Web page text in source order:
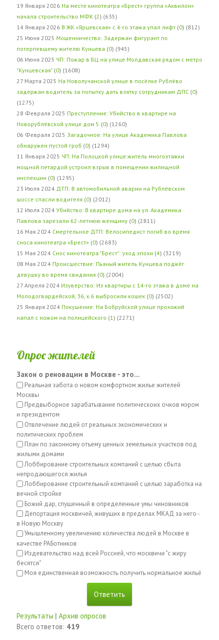
19 Января 2026 На месте кинотеатра «Брест» группа «Аквилон»
начала строительство МФК (2) (635)
14 Января 2026 В ЖК «Ярцевская» с 4-го этажа упал лифт (0) (812)
25 Июня 2025 Мошенничество: Задержан фигурант по
потерпевшему жителю Кунцева (0) (945)
06 Июня 2025 ЧП: Пожар в БЦ на улице Молдавская рядом с метро
"Кунцевская" (0) (1608)
27 Марта 2025 На Новолучанской улице в посёлке Рублёво
задержан водитель за попытку дать взятку сотрудникам ДПС (0)
(1275)
28 Февраля 2025 Преступление: Убийство в квартире на
Новорублёвской улице дом 5 (0) (1260)
06 Февраля 2025 Загадочное: На улице Академика Павлова
обнаружен пустой гроб (0) (1294)
11 Января 2025 ЧП: На Полоцкой улице житель многоэтажки
мощной петардой устроил взрыв в помещении жилищной
инспекции (0) (1295)
23 Июля 2024 ДТП: В автомобильной аварии на Рублёвском
шоссе спасли водителя (0) (2012)
12 Июля 2024 Убийство: В квартире дома на ул. Академика
Павлова зарезали 62-летнюю женщину (0) (2811)
16 Мая 2024 Смертельное ДТП: Велосипедист погиб во время
сноса кинотеатра «Брест» (0) (2683)
15 Мая 2024 Снос кинотеатра "Брест": уход эпохи (4) (3219)
08 Мая 2024 Происшествие: Пьяный житель Кунцева поджёг
девушку во время свидания (0) (2004)
27 Апреля 2024 Изуверство: Из квартиры с 14-го этажа в доме на
Молодогвардейской, 36, к.6 выбросили кошек (0) (2502)
25 Января 2024 Покушение: На Бобруйской улице прохожий
напал с ножом на полицейского (1 ) (2271)
Опрос жителей
Закон о реновации в Москве - это...
Реальная забота о новом комфортном жилье жителей
Москвы
Предвыборное зарабатывание политическоих очков мэром
и президентом
Отвлечение людей от реальных экономических и
политических проблем
План по законному отъему ценных земельных участков под
жилыми домами
Лоббирование строительных компаний с целью сбыта
непродающегося жилья
Лоббирование строительный компаний с целью заработка на
вечной стройке
Божий дар, спущенный в определенные умы чиновников
Депортация москвичей, живущих в пределах МКАД за него -
в Новую Москву
Умышленному увеличению количества людей в Москве в
качестве РАБотников
Издевательство над всей Россией, что москвичи "с жиру
бесятся"
Моя единственная возможность получить нормальное жильё
Результаты | Архив опросов
Всего ответов: 419